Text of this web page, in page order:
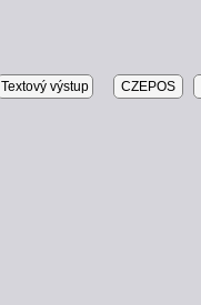
Textový výstup CZEPOS